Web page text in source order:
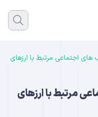
اجتماعی مرتبط با ارزهای
مرتبط با ارزهای